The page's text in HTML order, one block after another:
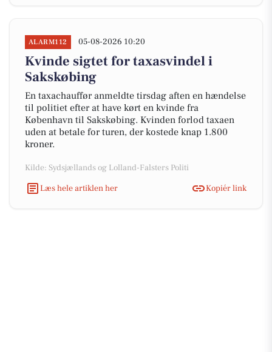
ALARM112 05-08-2026 10:20
Kvinde sigtet for taxasvindel i
Sakskøbing
En taxachauffør anmeldte tirsdag aften en hændelse
til politiet efter at have kørt en kvinde fra
København til Sakskøbing. Kvinden forlod taxaen
uden at betale for turen, der kostede knap 1.800
kroner.
Kilde: Sydsjællands og Lolland-Falsters Politi
Læs hele artiklen her
Kopiér link